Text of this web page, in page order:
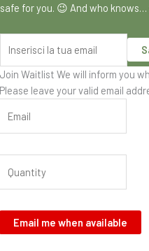
safe for you. 😉 And who
Join Waitlist We will inform you
Please leave your valid email
Email me when available